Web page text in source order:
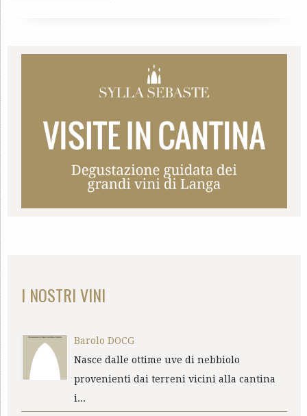
I NOSTRI VINI
Barolo DOCG
Nasce dalle ottime uve di nebbiolo
provenienti dai terreni vicini alla cantina
i...